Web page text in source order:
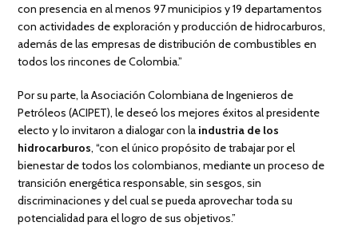
con presencia en al menos 97 municipios y 19 departamentos
con actividades de exploración y producción de hidrocarburos,
además de las empresas de distribución de combustibles en
todos los rincones de Colombia.”
Por su parte, la Asociación Colombiana de Ingenieros de
Petróleos (ACIPET), le deseó los mejores éxitos al presidente
electo y lo invitaron a dialogar con la industria de los
hidrocarburos, “con el único propósito de trabajar por el
bienestar de todos los colombianos, mediante un proceso de
transición energética responsable, sin sesgos, sin
discriminaciones y del cual se pueda aprovechar toda su
potencialidad para el logro de sus objetivos.”